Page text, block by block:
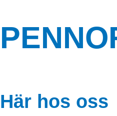
Här hos oss